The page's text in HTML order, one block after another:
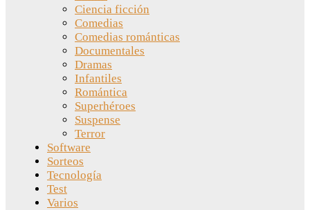
Ciencia ficción
Comedias
Comedias románticas
Documentales
Dramas
Infantiles
Romántica
Superhéroes
Suspense
Terror
Software
Sorteos
Tecnología
Test
Varios